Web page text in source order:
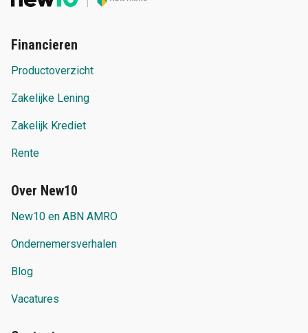
Financieren
Productoverzicht
Zakelijke Lening
Zakelijk Krediet
Rente
Over New10
New10 en ABN AMRO
Ondernemersverhalen
Blog
Vacatures